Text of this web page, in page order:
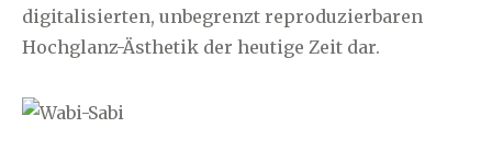
digitalisierten, unbegrenzt reproduzierbaren
Hochglanz-Ästhetik der heutige Zeit dar.